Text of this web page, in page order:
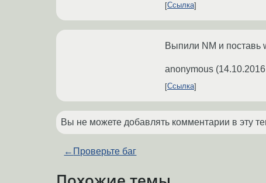
Ссылка
Выпили NM и поставь
anonymous (
Ссылка
Вы не можете добавлять комментарии в эту
← Проверьте баг